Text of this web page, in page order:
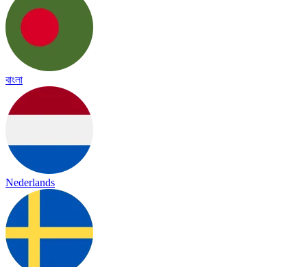
বাংলা
Nederlands